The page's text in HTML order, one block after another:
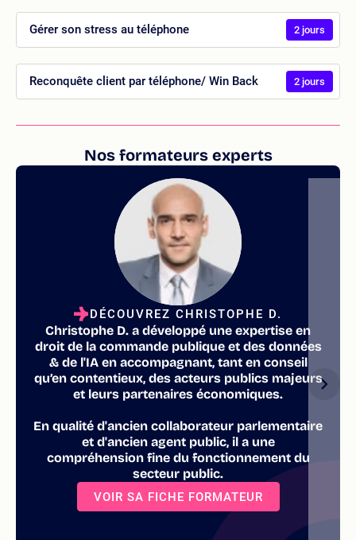
Gérer son stress au téléphone 2 jours
Reconquête client par téléphone/ Win Back 2 jours
Nos formateurs experts
DÉCOUVREZ CHRISTOPHE D.
Christophe D. a développé une expertise en
droit de la commande publique et des données
& de l'IA en accompagnant, tant en conseil
qu’en contentieux, des acteurs publics majeurs
et leurs partenaires économiques.
En qualité d'ancien collaborateur parlementaire
et d'ancien agent public, il a une
compréhension fine du fonctionnement du
secteur public.
VOIR SA FICHE FORMATEUR